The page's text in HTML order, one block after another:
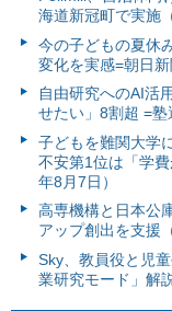
海道新冠町で実施
今の子どもの夏休
変化を実感=朝日
自由研究へのAI活
せたい」8割超 =塾
子どもを難関大学
不安第1位は「学
年8月7日）
高専機構と日本公
アップ創出を支援
Sky、教員役と児
業研究モード」解